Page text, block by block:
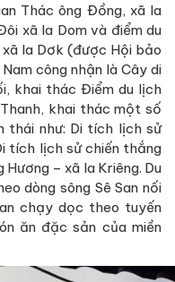
Thác ông Đồng, xã Ia
xã Ia Dom và điểm du
Ia Dơk (được Hội bảo
công nhận là Cây di
khai thác Điểm du lịch
khai thác một số
thái như: Di tích lịch sử
tích lịch sử chiến thắng
Hương – xã Ia Kriêng. Du
dòng sông Sê San nối
chạy dọc theo tuyến
ăn đặc sản của miền